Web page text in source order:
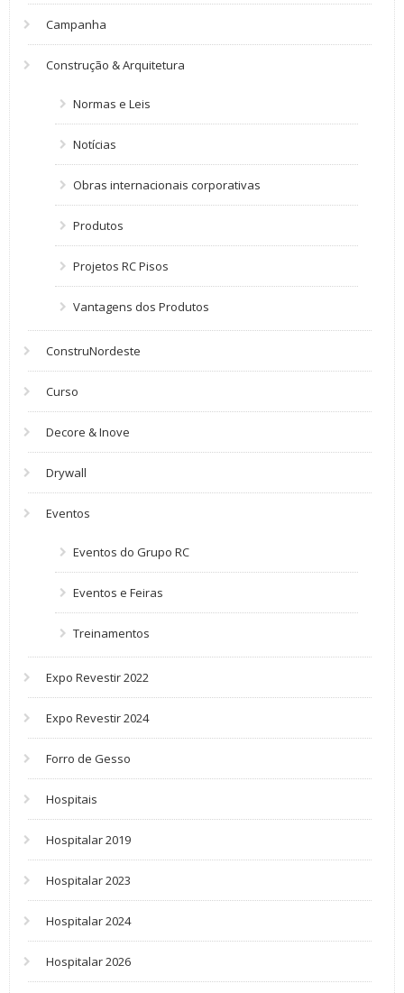
Campanha
Construção & Arquitetura
Normas e Leis
Notícias
Obras internacionais corporativas
Produtos
Projetos RC Pisos
Vantagens dos Produtos
ConstruNordeste
Curso
Decore & Inove
Drywall
Eventos
Eventos do Grupo RC
Eventos e Feiras
Treinamentos
Expo Revestir 2022
Expo Revestir 2024
Forro de Gesso
Hospitais
Hospitalar 2019
Hospitalar 2023
Hospitalar 2024
Hospitalar 2026